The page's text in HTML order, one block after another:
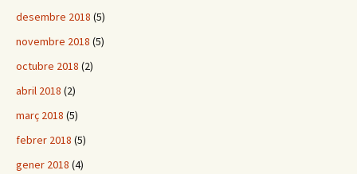
desembre 2018 (5)
novembre 2018 (5)
octubre 2018 (2)
abril 2018 (2)
març 2018 (5)
febrer 2018 (5)
gener 2018 (4)